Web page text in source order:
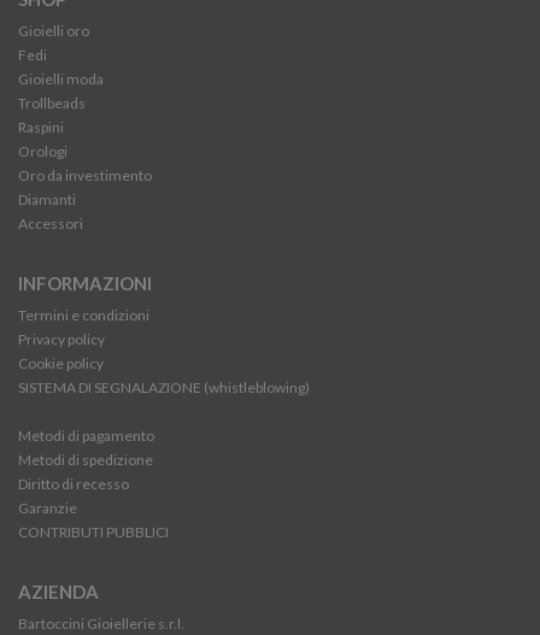
Gioielli oro
Fedi
Gioielli moda
Trollbeads
Raspini
Orologi
Oro da investimento
Diamanti
Accessori
INFORMAZIONI
Termini e condizioni
Privacy policy
Cookie policy
SISTEMA DI SEGNALAZIONE (whistleblowing)
Metodi di pagamento
Metodi di spedizione
Diritto di recesso
Garanzie
CONTRIBUTI PUBBLICI
AZIENDA
Bartoccini Gioiellerie s.r.l.